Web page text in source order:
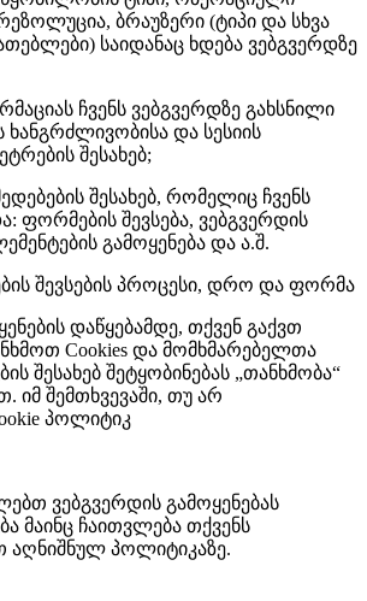
ბრაუზერი (ტიპი და სხვა
საიდანაც ხდება ვებგვერდზე
ჩვენს ვებგვერდზე გახსნილი
ხანგრძლივობისა და სესიის
შესახებ;
შესახებ, რომელიც ჩვენს
ფორმების შევსება, ვებგვერდის
გამოყენება და ა.შ.
შევსების პროცესი, დრო და ფორმა
დაწყებამდე, თქვენ გაქვთ
Cookies და მომხმარებელთა
შესახებ შეტყობინებას „თანხმობა“
იმ შემთხვევაში, თუ არ
პოლიტიკ
ვებგვერდის გამოყენებას
მაინც ჩაითვლება თქვენს
აღნიშნულ პოლიტიკაზე.